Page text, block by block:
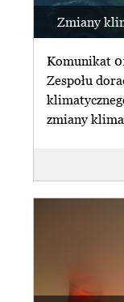
Zmiany
Komunikat
Zespołu
zmiany